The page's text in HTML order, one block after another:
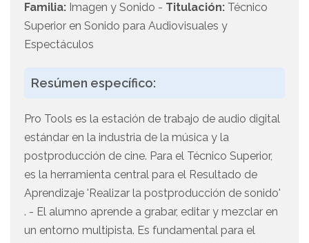
Familia: Imagen y Sonido - Titulación: Técnico
Superior en Sonido para Audiovisuales y
Espectáculos
Resúmen específico:
Pro Tools es la estación de trabajo de audio digital
estándar en la industria de la música y la
postproducción de cine. Para el Técnico Superior,
es la herramienta central para el Resultado de
Aprendizaje 'Realizar la postproducción de sonido'
. - El alumno aprende a grabar, editar y mezclar en
un entorno multipista. Es fundamental para el